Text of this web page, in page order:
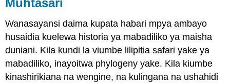
Muhtasari
Wanasayansi daima kupata habari mpya ambayo
husaidia kuelewa historia ya mabadiliko ya maisha
duniani. Kila kundi la viumbe lilipitia safari yake ya
mabadiliko, inayoitwa phylogeny yake. Kila kiumbe
kinashirikiana na wengine, na kulingana na ushahidi